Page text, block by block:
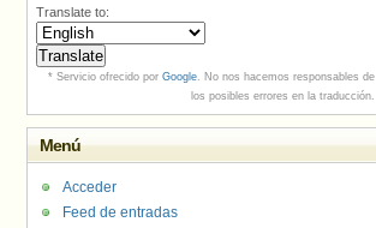
Translate to:
* Servicio ofrecido por Google. No nos hacemos responsables de
los posibles errores en la traducción.
Menú
Acceder
Feed de entradas